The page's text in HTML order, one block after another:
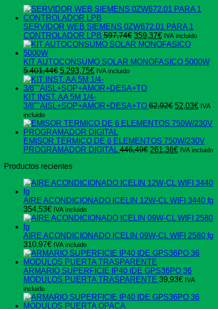
SERVIDOR WEB SIEMENS 0ZW672.01 PARA 1
CONTROLADOR LPB 597,74€ El
precio
era:
359,37€El
precio
es:
IVA incluido
KIT AUTOCONSUMO SOLAR MONOFASICO 5000W
5.401,44€ El
precio
original
era:
5.401,44€.
5.293,75€El
precio
actual
es:
5.293,75€.
IVA incluido
KIT INST. AA 5M 1/4-
3/8""AISL+SOP+AMOR+DESA+TO 62,92€ El
original
62,92€.
52,03€ElIVA
incluido
EMISOR TERMICO DE 6 ELEMENTOS 750W/230V
PROGRAMADOR DIGITAL 446,49€ El
446,49€.
261,36€El
261,36€.
IVA incluido
Productos recientes
AIRE ACONDICIONADO ICELIN 12W-CL WIFI 3440 fg
354,53€ IVA incluido
AIRE ACONDICIONADO ICELIN 09W-CL WIFI 2580 fg
310,97€ IVA incluido
ARMARIO SUPERFICIE IP40 IDE GPS36PO 36
MODULOS PUERTA TRASPARENTE 39,93€ IVA
incluido